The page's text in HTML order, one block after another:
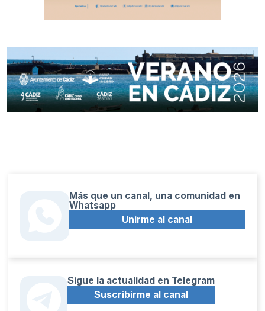
Más que un canal, una comunidad en
Whatsapp
Unirme al canal
Sígue la actualidad en Telegram
Suscribirme al canal